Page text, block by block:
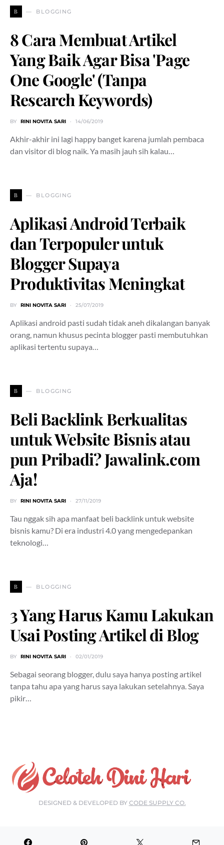
B BLOGGING
8 Cara Membuat Artikel
Yang Baik Agar Bisa 'Page
One Google' (Tanpa
Research Keywords)
BY RINI NOVITA SARI 14/06/2019
Akhir-akhir ini lagi happy banget karena jumlah pembaca
dan visitor di blog naik. Ya masih jauh sih kalau…
B BLOGGING
Aplikasi Android Terbaik
dan Terpopuler untuk
Blogger Supaya
Produktivitas Meningkat
BY RINI NOVITA SARI 25/07/2019
Aplikasi android pasti sudah tidak aneh dikalangan banyak
orang, namun khusus pecinta blogger pasti membutuhkan
aplikasi tertentu supaya…
B BLOGGING
Beli Backlink Berkualitas
untuk Website Bisnis atau
pun Pribadi? Jawalink.com
Aja!
BY RINI NOVITA SARI 27/11/2019
Tau nggak sih apa manfaat beli backlink untuk website
bisnis kamu? Di era industri 4.0 yang mengedepankan
teknologi…
B BLOGGING
3 Yang Harus Kamu Lakukan
Usai Posting Artikel di Blog
BY RINI NOVITA SARI 02/01/2019
Sebagai seorang blogger, dulu saya hanya posting artikel
tanpa tahu apa yang harus saya lakukan setelahnya. Saya
pikir…
DESIGNED & DEVELOPED BY CODE SUPPLY CO.